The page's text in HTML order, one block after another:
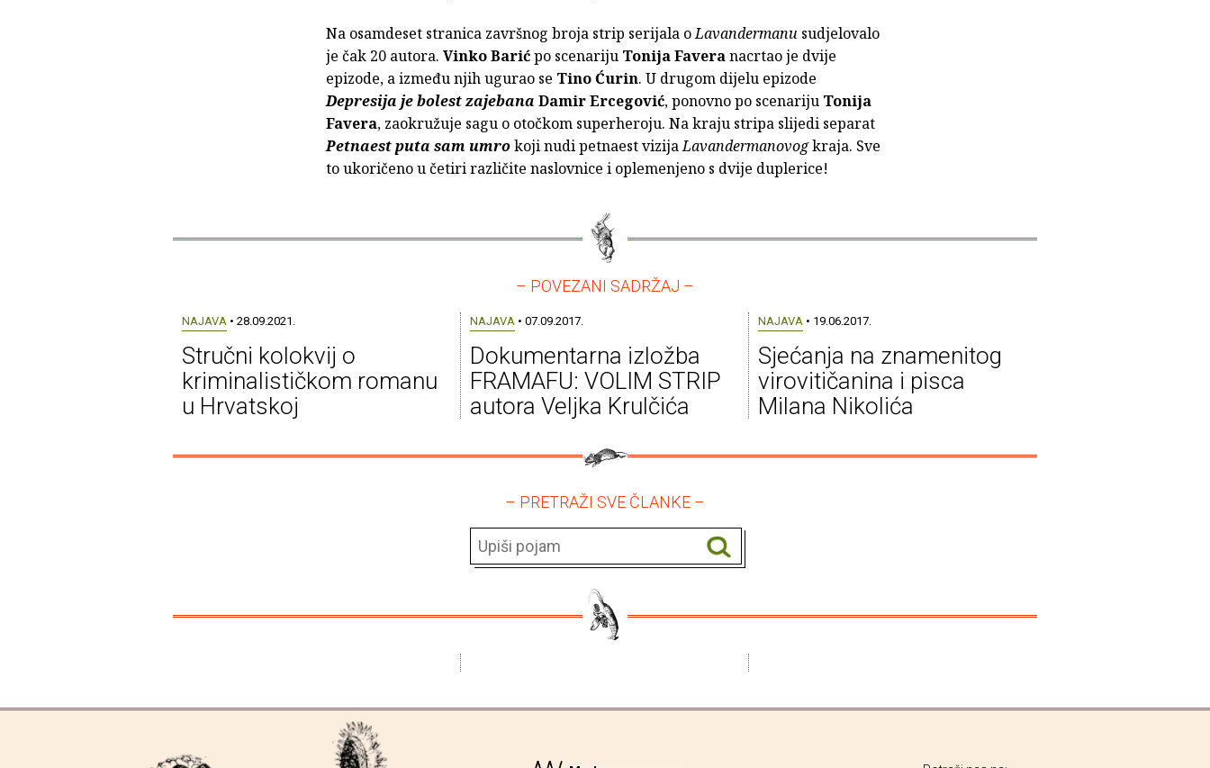
Na osamdeset stranica završnog broja strip serijala oLavandermanu sudjelovalo
je čak 20 autora. Vinko Barićpo scenariju Tonija Faveranacrtao je dvije
epizode, a između njih ugurao se Tino Ćurin. U drugom dijelu epizode
Depresija je bolest zajebana Damir Ercegović, ponovno po scenariju Tonija
Favera, zaokružuje sagu o otočkom superheroju. Na kraju stripa slijedi separat
Petnaest puta sam umrokoji nudi petnaest vizijaLavandermanovogkraja. Sve
to ukoričeno u četiri različite naslovnice i oplemenjeno s dvije duplerice!
– POVEZANI SADRŽAJ –
NAJAVA • 28.09.2021.
Stručni kolokvij o
kriminalističkom romanu
u Hrvatskoj
NAJAVA • 07.09.2017.
Dokumentarna izložba
FRAMAFU: VOLIM STRIP
autora Veljka Krulčića
NAJAVA • 19.06.2017.
Sjećanja na znamenitog
virovitičanina i pisca
Milana Nikolića
– PRETRAŽI SVE ČLANKE –